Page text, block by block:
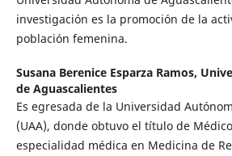
investigación es la promoción de la
población femenina.
Susana Berenice Esparza Ramos,
de Aguascalientes
Es egresada de la Universidad
(UAA), donde obtuvo el título de
especialidad médica en Medicina de